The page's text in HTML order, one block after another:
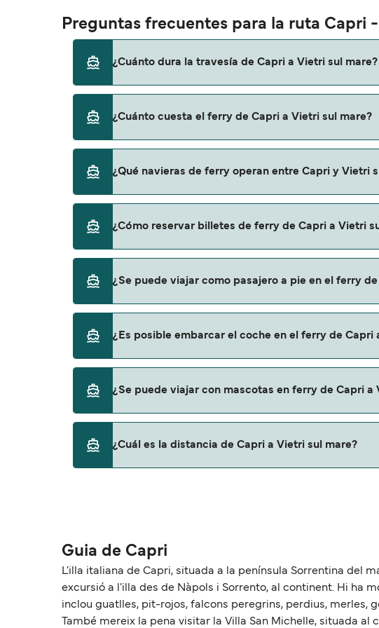
Preguntas frecuentes para la ruta Capri
¿Cuánto dura la travesía de Capri a Vietri sul mare?
temporada a otra, por lo que te recomendamos que
¿Cuánto cuesta el ferry de Capri a Vietri sul mare?
precio no incluye los gastos de reserva.
¿Qué navieras de ferry operan entre Capri y Vietri
¿Cómo reservar billetes de ferry de Capri a Vietri
ofertas para descrubrir las últimas promociones y
¿Se puede viajar como pasajero a pie en el ferry
¿Es posible embarcar el coche en el ferry de Capri
¿Se puede viajar con mascotas en ferry de Capri a
¿Cuál es la distancia de Capri a Vietri sul mare?
Guia de Capri
L'illa italiana de Capri, situada a la península Sorrentina del
excursió a l'illa des de Nàpols i Sorrento, al continent. Hi ha
inclou guatlles, pit-rojos, falcons peregrins, perdius, merles,
També mereix la pena visitar la Villa San Michelle, situada